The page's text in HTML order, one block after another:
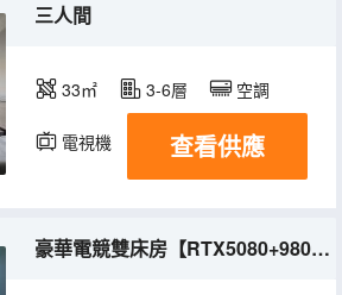
三人間
33㎡ 3-6層 空調
電視機 查看供應
豪華電競雙床房【RTX5080+9800X3D+OLED 360HZ+27寸】